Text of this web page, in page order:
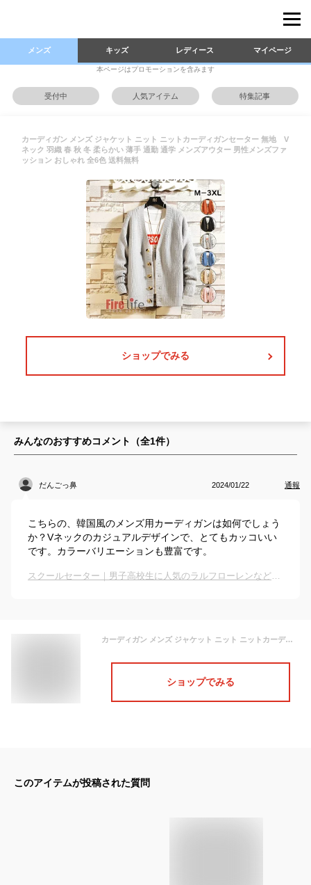
メンズ キッズ レディース マイページ
本ページはプロモーションを含みます
受付中 人気アイテム 特集記事
カーディガン メンズ ジャケット ニット ニットカーディガンセーター 無地 V
ネック 羽織 春 秋 冬 柔らかい 薄手 通勤 通学 メンズアウター 男性メンズファ
ッション おしゃれ 全6色 送料無料
ショップでみる
みんなのおすすめコメント（全1件）
だんごっ鼻 2024/01/22 通報
こちらの、韓国風のメンズ用カーディガンは如何でしょう
か？Vネックのカジュアルデザインで、とてもカッコいい
です。カラーバリエーションも豊富です。
スクールセーター｜男子高校生に人気のラルフローレンなどのおすすめは？
カーディガン メンズ ジャケット ニット ニットカーディガンセーター 無地 Vネック 羽織 春 秋 冬 柔らかい 薄手 通勤 通学 メンズアウター 男性メンズファッション おしゃれ 全6色 送料無料
ショップでみる
このアイテムが投稿された質問